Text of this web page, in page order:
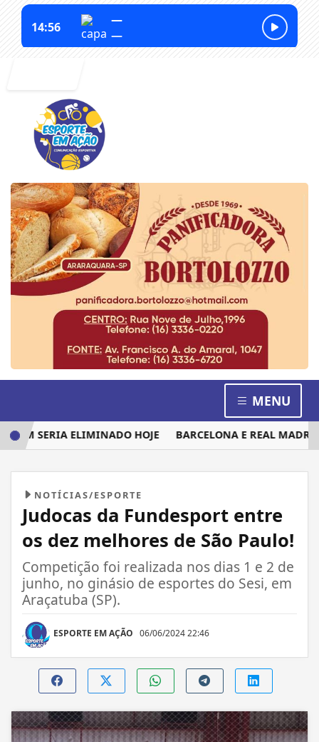
MENU
SERIA ELIMINADO HOJE BARCELONA E REAL MADRID
NOTÍCIAS/ESPORTE
Judocas da Fundesport entre
os dez melhores de São Paulo!
Competição foi realizada nos dias 1 e 2 de
junho, no ginásio de esportes do Sesi, em
Araçatuba (SP).
ESPORTE EM AÇÃO 06/06/2024 22:46